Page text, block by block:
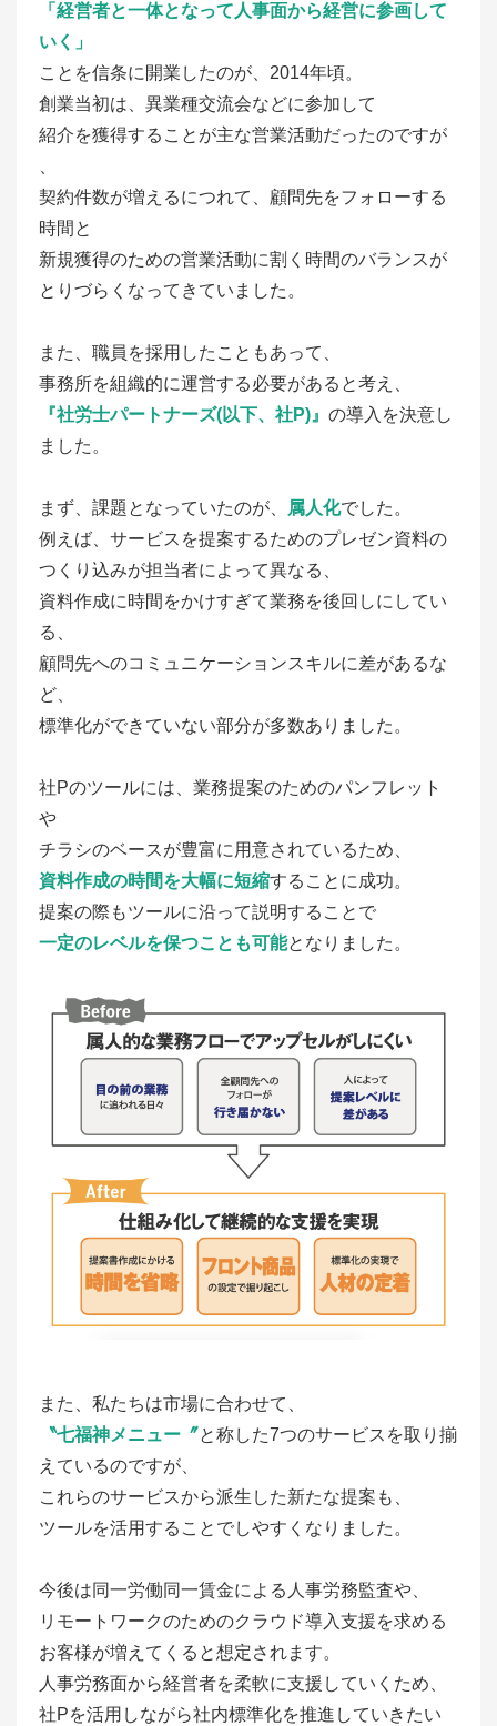
「経営者と一体となって人事面から経営に参画して
いく」
ことを信条に開業したのが、2014年頃。
創業当初は、異業種交流会などに参加して
紹介を獲得することが主な営業活動だったのですが
契約件数が増えるにつれて、顧問先をフォローする
時間と
新規獲得のための営業活動に割く時間のバランスが
とりづらくなってきていました。
また、職員を採用したこともあって、
事務所を組織的に運営する必要があると考え、
『社労士パートナーズ(以下、社P)』 の導入を決意し
ました。
まず、課題となっていたのが、 属人化でした。
例えば、サービスを提案するためのプレゼン資料の
つくり込みが担当者によって異なる、
資料作成に時間をかけすぎて業務を後回しにしてい
る、
顧問先へのコミュニケーションスキルに差があるな
ど、
標準化ができていない部分が多数ありました。
社Pのツールには、業務提案のためのパンフレット
や
チラシのベースが豊富に用意されているため、
資料作成の時間を大幅に短縮することに成功。
提案の際もツールに沿って説明することで
一定のレベルを保つことも可能となりました。
また、私たちは市場に合わせて、
〝七福神メニュー〞と称した7つのサービスを取り揃
えているのですが、
これらのサービスから派生した新たな提案も、
ツールを活用することでしやすくなりました。
今後は同一労働同一賃金による人事労務監査や、
リモートワークのためのクラウド導入支援を求める
お客様が増えてくると想定されます。
人事労務面から経営者を柔軟に支援していくため、
社Pを活用しながら社内標準化を推進していきたい